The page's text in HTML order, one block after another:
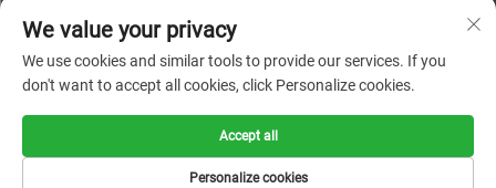
os direitos reservados |
Política de privacidade
We value your privacy
We use cookies and similar tools to provide our services. If you
don't want to accept all cookies, click Personalize cookies.
Personalize cookies
Accept all